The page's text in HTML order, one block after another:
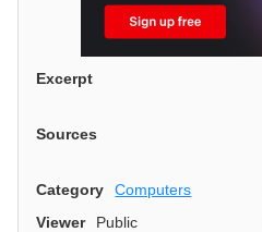
Excerpt
Sources
Category Computers
Viewer
Public